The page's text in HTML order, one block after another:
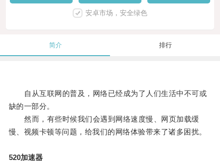
安卓市场，安全绿色
简介 排行
自从互联网的普及，网络已经成为了人们生活中不可或
缺的一部分。
然而，有些时候我们会遇到网络速度慢、网页加载缓
慢、视频卡顿等问题，给我们的网络体验带来了诸多困扰。
520加速器